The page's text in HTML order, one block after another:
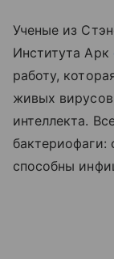
Ученые из
Института Арк
работу,
живых вирусов
интеллекта.
способны